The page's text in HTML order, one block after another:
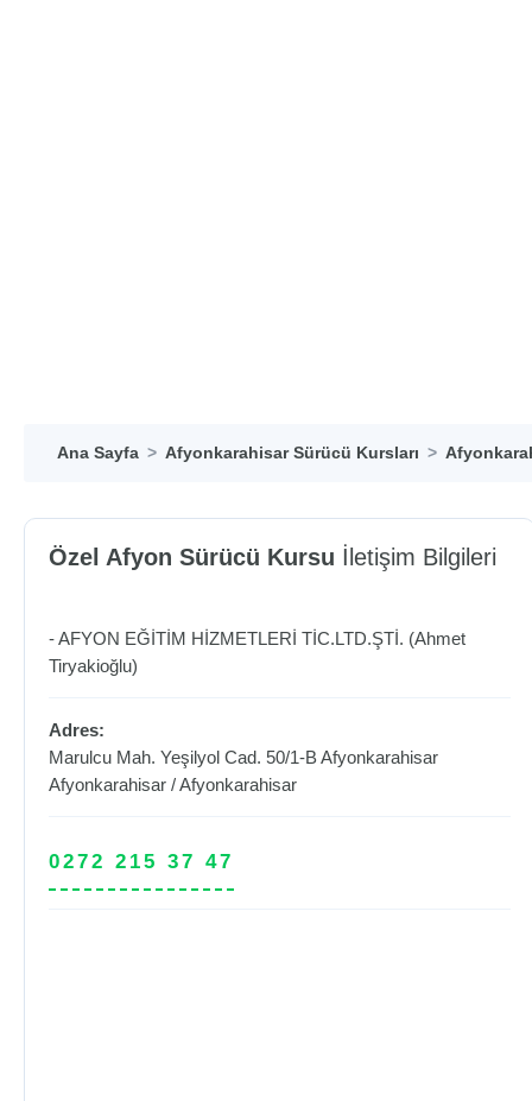
Ana Sayfa Afyonkarahisar Sürücü Kursları
Özel Afyon Sürücü Kursu İletişim Bilgileri
- AFYON EĞİTİM HİZMETLERİ TİC.LTD.ŞTİ. (Ahmet
Tiryakioğlu)
Adres:
Marulcu Mah. Yeşilyol Cad. 50/1-B Afyonkarahisar
Afyonkarahisar /Afyonkarahisar
0272 215 37 47